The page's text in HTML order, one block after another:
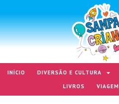
INÍCIO DIVERSÃO E CULTURA
LIVROS
VIAGEM